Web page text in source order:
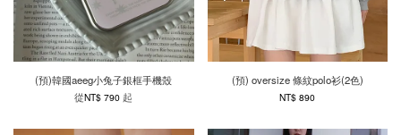
(預)韓國aeeg小兔子銀框手機殼
從NT$ 790起
(預) oversize 條紋polo衫(2色)
NT$ 890